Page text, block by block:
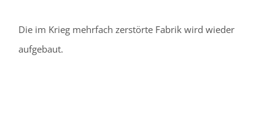
Die im Krieg mehrfach zerstörte Fabrik wird wieder
aufgebaut.